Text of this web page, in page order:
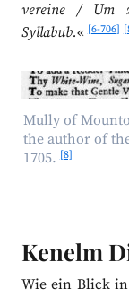
vereine / Um
Syllabub.«[6-706]
Mully of
the author of
1705.[8]
Kenelm
Wie ein Blick